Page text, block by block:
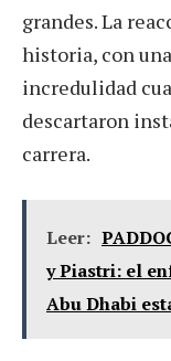
grandes. La
historia, con
incredulidad
descartaron
carrera.
Leer:
y Piastri: el
Abu Dhabi